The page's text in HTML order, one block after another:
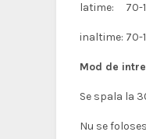
latime: 70-
inaltime: 70-
Mod de
Se spala la
Nu se